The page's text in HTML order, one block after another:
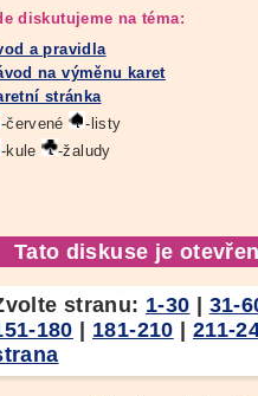
diskutujeme na téma:
a pravidla
na výměnu karet
stránka
-červené
-listy
-kule
-žaludy
Tato diskuse je
stranu: 1-30
31-
180
181-210
211-